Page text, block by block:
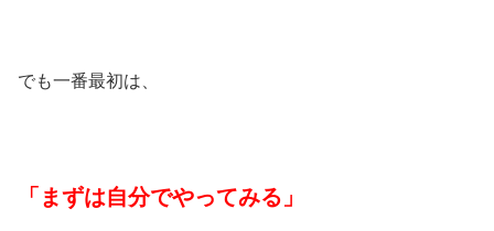
でも一番最初は、
「まずは自分でやってみる」